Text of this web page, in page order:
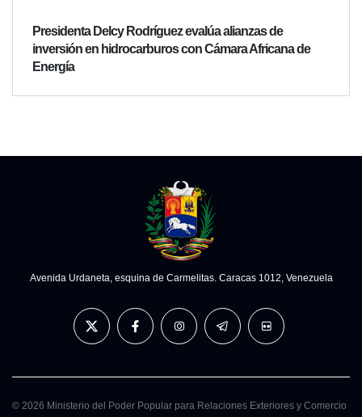
Presidenta Delcy Rodríguez evalúa alianzas de
inversión en hidrocarburos con Cámara Africana de
Energía
Avenida Urdaneta, esquina de Carmelitas. Caracas 1012, Venezuela
© 2026 Ministerio del Poder Popular para Relaciones Exteriores y Comercio